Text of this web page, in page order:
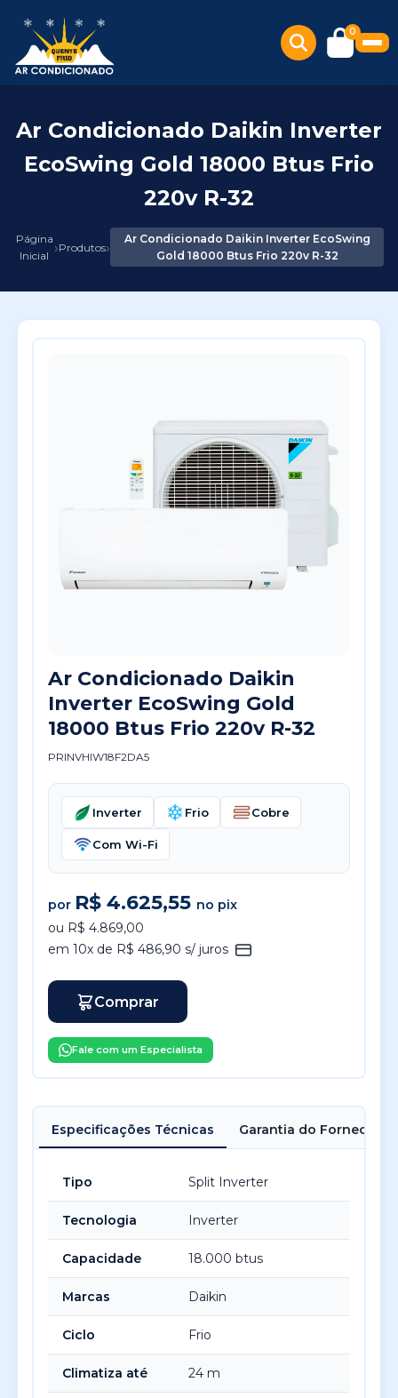
0
Ar Condicionado Daikin Inverter
EcoSwing Gold 18000 Btus Frio
220v R-32
Página
Inicial ›Produtos›
Ar Condicionado Daikin Inverter EcoSwing
Gold 18000 Btus Frio 220v R-32
Ar Condicionado Daikin
Inverter EcoSwing Gold
18000 Btus Frio 220v R-32
PRINVHIW18F2DA5
Inverter Frio Cobre
Com Wi-Fi
por R$ 4.625,55 no pix
ou R$ 4.869,00
em 10x de R$ 486,90 s/ juros
Comprar
Fale com um Especialista
Especificações Técnicas Garantia do Fornecedor
Tipo Split Inverter
Tecnologia Inverter
Capacidade 18.000 btus
Marcas Daikin
Ciclo Frio
Climatiza até 24 m